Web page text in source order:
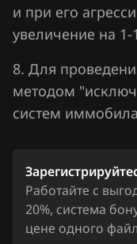
Tank
Toyota
Volkswagen
Vortex
Zotye
ZX
и при его
увеличение на
8. Для
методом
систем
Работайте с
20%, система
цене одного